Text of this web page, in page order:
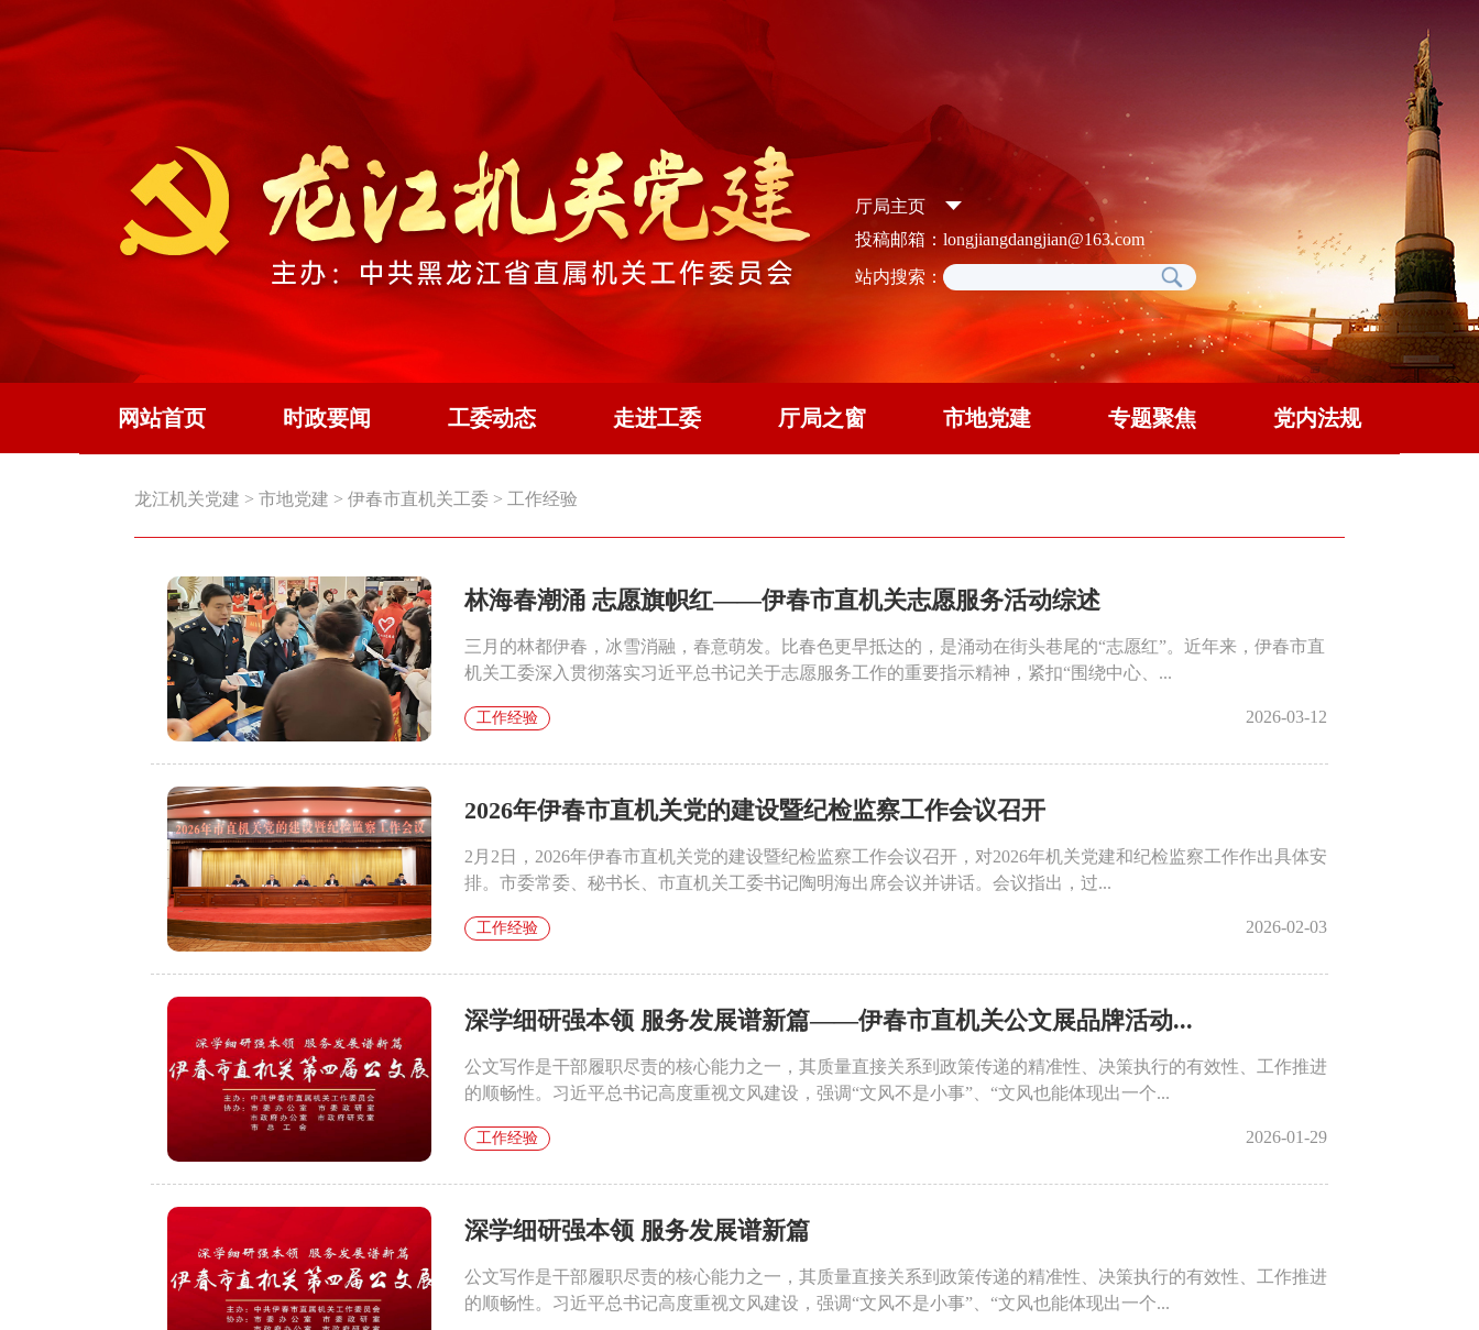
厅局主页
投稿邮箱：longjiangdangjian@163.com
站内搜索：
网站首页 时政要闻 工委动态 走进工委 厅局之窗 市地党建 专题聚焦 党内法规
龙江机关党建 > 市地党建 > 伊春市直机关工委 > 工作经验
林海春潮涌 志愿旗帜红——伊春市直机关志愿服务活动综述
三月的林都伊春，冰雪消融，春意萌发。比春色更早抵达的，是涌动在街头巷尾的“志愿红”。近年来，伊春市直
机关工委深入贯彻落实习近平总书记关于志愿服务工作的重要指示精神，紧扣“围绕中心、...
工作经验 2026-03-12
2026年伊春市直机关党的建设暨纪检监察工作会议召开
2月2日，2026年伊春市直机关党的建设暨纪检监察工作会议召开，对2026年机关党建和纪检监察工作作出具体安
排。市委常委、秘书长、市直机关工委书记陶明海出席会议并讲话。会议指出，过...
工作经验 2026-02-03
深学细研强本领 服务发展谱新篇——伊春市直机关公文展品牌活动...
公文写作是干部履职尽责的核心能力之一，其质量直接关系到政策传递的精准性、决策执行的有效性、工作推进
的顺畅性。习近平总书记高度重视文风建设，强调“文风不是小事”、“文风也能体现出一个...
工作经验 2026-01-29
深学细研强本领 服务发展谱新篇
公文写作是干部履职尽责的核心能力之一，其质量直接关系到政策传递的精准性、决策执行的有效性、工作推进
的顺畅性。习近平总书记高度重视文风建设，强调“文风不是小事”、“文风也能体现出一个...